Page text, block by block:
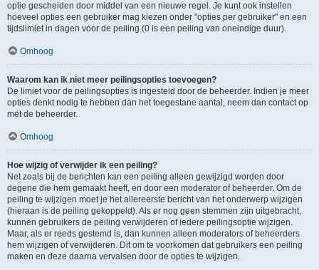
optie gescheiden door middel van een nieuwe regel. Je kunt ook instellen
hoeveel opties een gebruiker mag kiezen onder "opties per gebruiker" en een
tijdslimiet in dagen voor de peiling (0 is een peiling van oneindige duur).
Omhoog
Waarom kan ik niet meer peilingsopties toevoegen?
De limiet voor de peilingsopties is ingesteld door de beheerder. Indien je meer
opties denkt nodig te hebben dan het toegestane aantal, neem dan contact op
met de beheerder.
Omhoog
Hoe wijzig of verwijder ik een peiling?
Net zoals bij de berichten kan een peiling alleen gewijzigd worden door
degene die hem gemaakt heeft, en door een moderator of beheerder. Om de
peiling te wijzigen moet je het allereerste bericht van het onderwerp wijzigen
(hieraan is de peiling gekoppeld). Als er nog geen stemmen zijn uitgebracht,
kunnen gebruikers de peiling verwijderen of iedere peilingsoptie wijzigen.
Maar, als er reeds gestemd is, dan kunnen alleen moderators of beheerders
hem wijzigen of verwijderen. Dit om te voorkomen dat gebruikers een peiling
maken en deze daarna vervalsen door de opties te wijzigen.